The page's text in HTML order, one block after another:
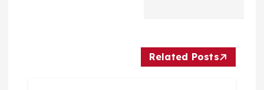
ت Related Posts